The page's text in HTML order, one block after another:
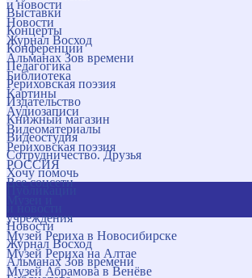
и новости
Новости
Журнал Восход
Альманах Зов времени
Библиотека
Картины
Аудиозаписи
Видеоматериалы
Рериховская поэзия
РОССИЯ
Все соцсети
учреждения
Музей Рериха в Новосибирске
Музей Рериха на Алтае
Музей Абрамова в Венёве
Выставки
Концерты
Конференции
Педагогика
Рериховская поэзия
Издательство
Книжный магазин
Видеостудия
Сотрудничество. Друзья
Хочу помочь
Новости
Журнал Восход
Альманах Зов времени